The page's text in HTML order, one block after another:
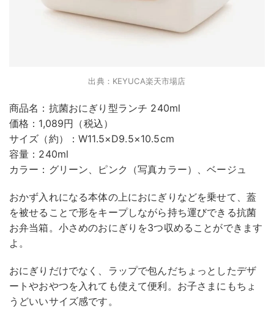
出典：KEYUCA楽天市場店
商品名：抗菌おにぎり型ランチ 240ml
価格：1,089円（税込）
サイズ（約）：W11.5×D9.5×10.5cm
容量：240ml
カラー：グリーン、ピンク（写真カラー）、ベージュ
おかず入れになる本体の上におにぎりなどを乗せて、蓋
を被せることで形をキープしながら持ち運びできる抗菌
お弁当箱。小さめのおにぎりを3つ収めることができます
よ。
おにぎりだけでなく、ラップで包んだちょっとしたデザ
ートやおやつを入れても使えて便利。お子さまにもちょ
うどいいサイズ感です。